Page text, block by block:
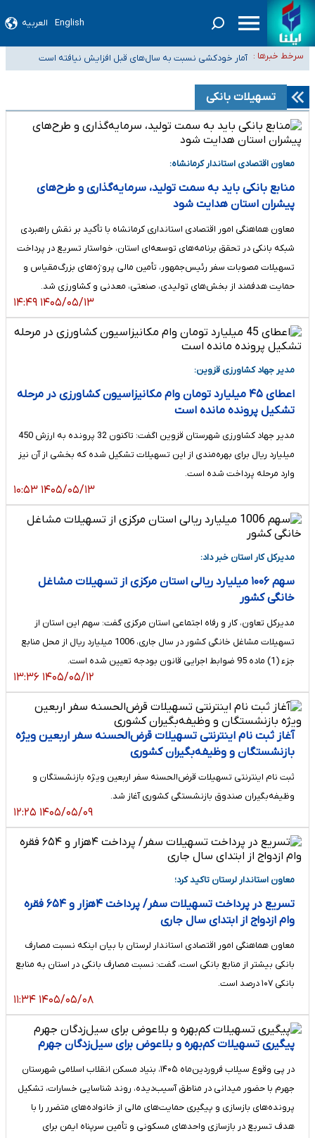
English العربیه
سرخط خبرها :
سیدحسن خمینی عزادار شد
آمار خودکشی نسبت به سال‌های قبل افزایش نیافته است
نباید تفسیرهای سلیقه‌ای از مواضع رسمی کشور ارائه شود
«زیرمیزی» برای داوطلبان پزشکی سراب است/ دریافت‌های غیرمتعارف در شأن
پزشکی و کشورمان نیست/ نظام سلامت جلوی این رویه را بگیرد
تسهیلات بانکی
معاون اقتصادی استاندار کرمانشاه:
منابع بانکی باید به سمت تولید، سرمایه‌گذاری و طرح‌های
پیشران استان هدایت شود
معاون هماهنگی امور اقتصادی استانداری کرمانشاه با تأکید بر نقش راهبردی
شبکه بانکی در تحقق برنامه‌های توسعه‌ای استان، خواستار تسریع در پرداخت
تسهیلات مصوبات سفر رئیس‌جمهور، تأمین مالی پروژه‌های بزرگ‌مقیاس و
حمایت هدفمند از بخش‌های تولیدی، صنعتی، معدنی و کشاورزی شد.
۱۴۰۵/۰۵/۱۳ ۱۴:۴۹
مدیر جهاد کشاورزی قزوین:
اعطای ۴۵ میلیارد تومان وام مکانیزاسیون کشاورزی در مرحله
تشکیل پرونده مانده است
مدیر جهاد کشاورزی شهرستان قزوین اگفت: تاکنون 32 پرونده به ارزش 450
میلیارد ریال برای بهره‌مندی از این تسهیلات تشکیل شده که بخشی از آن نیز
وارد مرحله پرداخت شده است.
۱۴۰۵/۰۵/۱۳ ۱۰:۵۳
مدیرکل کار استان خبر داد:
سهم ۱۰۰۶ میلیارد ریالی استان مرکزی از تسهیلات مشاغل
خانگی کشور
مدیرکل تعاون، کار و رفاه اجتماعی استان مرکزی گفت: سهم این استان از
تسهیلات مشاغل خانگی کشور در سال جاری، 1006 میلیارد ریال از محل منابع
جزء (1) ماده 95 ضوابط اجرایی قانون بودجه تعیین شده است.
۱۴۰۵/۰۵/۱۲ ۱۳:۳۶
آغاز ثبت نام اینترنتی تسهیلات قرض‌الحسنه سفر اربعین ویژه
بازنشستگان و وظیفه‌بگیران کشوری
ثبت نام اینترنتی تسهیلات قرض‌الحسنه سفر اربعین ویژه بازنشستگان و
وظیفه‌بگیران صندوق بازنشستگی کشوری آغاز شد.
۱۴۰۵/۰۵/۰۹ ۱۲:۲۵
معاون استاندار لرستان تاکید کرد؛
تسریع در پرداخت تسهیلات سفر/ پرداخت ۴هزار و ۶۵۴ فقره
وام ازدواج از ابتدای سال جاری
معاون هماهنگی امور اقتصادی استاندار لرستان با بیان اینکه نسبت مصارف
بانکی بیشتر از منابع بانکی است، گفت: نسبت مصارف بانکی در استان به منابع
بانکی ۱۰۷ درصد است.
۱۴۰۵/۰۵/۰۸ ۱۱:۳۴
پیگیری تسهیلات کم‌بهره و بلاعوض برای سیل‌زدگان جهرم
در پی وقوع سیلاب فروردین‌ماه ۱۴۰۵، بنیاد مسکن انقلاب اسلامی شهرستان
جهرم با حضور میدانی در مناطق آسیب‌دیده، روند شناسایی خسارات، تشکیل
پرونده‌های بازسازی و پیگیری حمایت‌های مالی از خانواده‌های متضرر را با
هدف تسریع در بازسازی واحدهای مسکونی و تأمین سرپناه ایمن برای